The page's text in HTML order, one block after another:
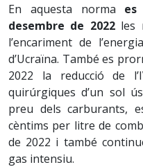
En aquesta norma
desembre de 2022les
l’encariment de
d’Ucraïna. També es
2022 la reducció de
quirúrgiques d’un sol
preu dels carburants,
cèntims per litre de
de 2022 i també
gas intensiu.